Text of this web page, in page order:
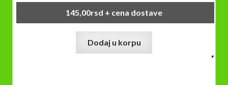
145,00rsd + cena dostave
Dodaj u korpu